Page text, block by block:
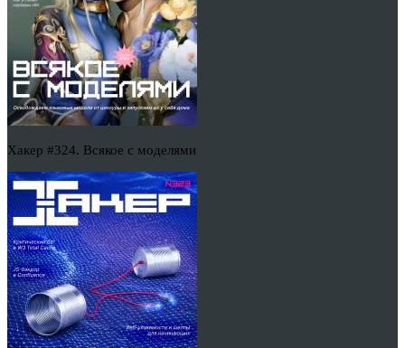
Хакер #324. Всякое с моделями